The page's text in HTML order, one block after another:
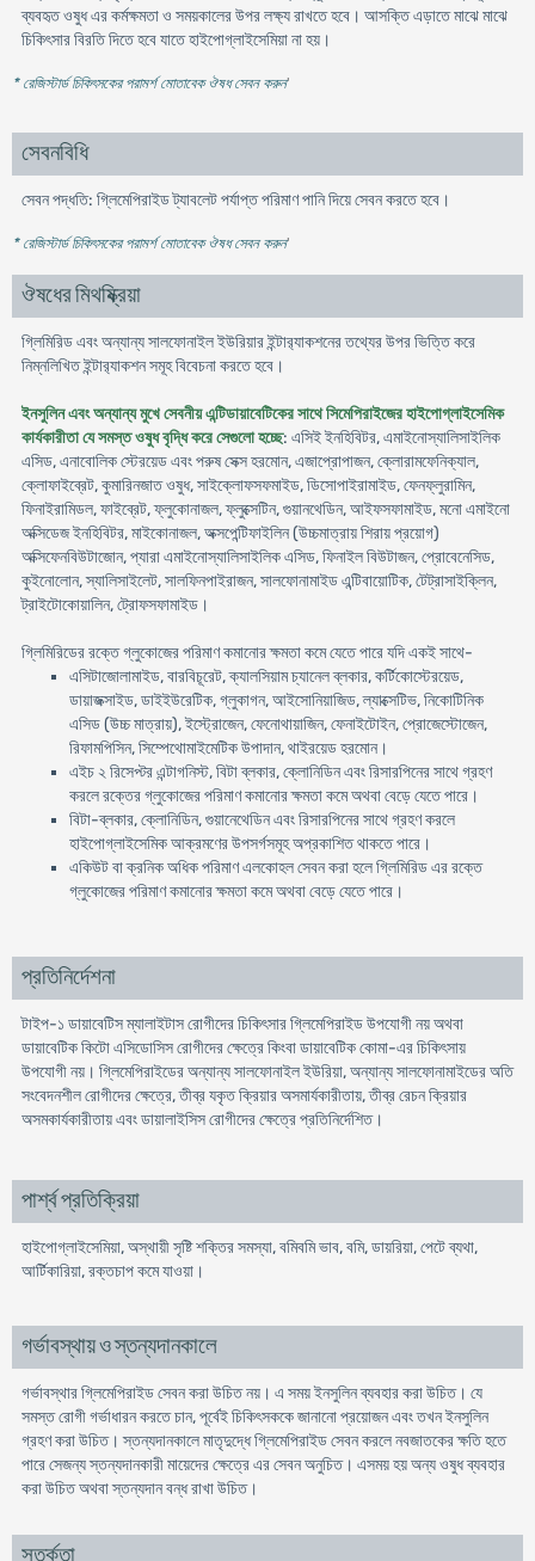
ব্যবহৃত ওষুধ এর কর্মক্ষমতা ও সময়কালের উপর লক্ষ্য রাখতে হবে। আসক্তি এড়াতে মাঝে মাঝে
চিকিৎসার বিরতি দিতে হবে যাতে হাইপোগ্লাইসেমিয়া না হয়।
* রেজিস্টার্ড চিকিৎসকের পরামর্শ মোতাবেক ঔষধ সেবন করুন'
সেবনবিধি
সেবন পদ্ধতি: গ্লিমেপিরাইড ট্যাবলেট পর্যাপ্ত পরিমাণ পানি দিয়ে সেবন করতে হবে।
* রেজিস্টার্ড চিকিৎসকের পরামর্শ মোতাবেক ঔষধ সেবন করুন'
ঔষধের মিথষ্ক্রিয়া
গ্লিমিরিড এবং অন্যান্য সালফোনাইল ইউরিয়ার ইন্টার‍্যাকশনের তথ্যের উপর ভিত্তি করে
নিম্নলিখিত ইন্টার‍্যাকশন সমূহ বিবেচনা করতে হবে।
ইনসুলিন এবং অন্যান্য মুখে সেবনীয় এন্টিডায়াবেটিকের সাথে সিমেপিরাইজের হাইপোগ্লাইসেমিক
কার্যকারীতা যে সমস্ত ওষুধ বৃদ্ধি করে সেগুলো হচ্ছে: এসিই ইনহিবিটর, এমাইনোস্যালিসাইলিক
এসিড, এনাবোলিক স্টেরয়েড এবং পরুষ সেক্স হরমোন, এজাপ্রোপাজন, ক্লোরামফেনিক্যাল,
ক্লোফাইব্রেট, কুমারিনজাত ওষুধ, সাইক্লোফসফমাইড, ডিসোপাইরামাইড, ফেনফ্লুরামিন,
ফিনাইরামিডল, ফাইব্রেট, ফ্লুকোনাজল, ফ্লুক্সেটিন, গুয়ানথেডিন, আইফসফামাইড, মনো এমাইনো
অক্সিডেজ ইনহিবিটর, মাইকোনাজল, অক্সপেন্টিফাইলিন (উচ্চমাত্রায় শিরায় প্রয়োগ)
অক্সিফেনবিউটাজোন, প্যারা এমাইনোস্যালিসাইলিক এসিড, ফিনাইল বিউটাজন, প্রোবেনেসিড,
কুইনোলোন, স্যালিসাইলেট, সালফিনপাইরাজন, সালফোনামাইড এন্টিবায়োটিক, টেট্রাসাইক্লিন,
ট্রাইটোকোয়ালিন, ট্রোফসফামাইড।
গ্লিমিরিডের রক্তে গ্লুকোজের পরিমাণ কমানোর ক্ষমতা কমে যেতে পারে যদি একই সাথে-
এসিটাজোলামাইড, বারবিচূরেট, ক্যালসিয়াম চ্যানেল ব্লকার, কর্টিকোস্টেরয়েড,
ডায়াজক্সাইড, ডাইইউরেটিক, গ্লুকাগন, আইসোনিয়াজিড, ল্যাক্সেটিভ, নিকোটিনিক
এসিড (উচ্চ মাত্রায়), ইস্ট্রোজেন, ফেনোথায়াজিন, ফেনাইটোইন, প্রোজেস্টোজেন,
রিফামপিসিন, সিম্পেথোমাইমেটিক উপাদান, থাইরয়েড হরমোন।
এইচ ২ রিসেপ্টর এন্টাগনিস্ট, বিটা ব্লকার, ক্লোনিডিন এবং রিসারপিনের সাথে গ্রহণ
করলে রক্তের গ্লুকোজের পরিমাণ কমানোর ক্ষমতা কমে অথবা বেড়ে যেতে পারে।
বিটা-ব্লকার, ক্লোনিডিন, গুয়ানেথেডিন এবং রিসারপিনের সাথে গ্রহণ করলে
হাইপোগ্লাইসেমিক আক্রমণের উপসর্গসমূহ অপ্রকাশিত থাকতে পারে।
একিউট বা ক্রনিক অধিক পরিমাণ এলকোহল সেবন করা হলে গ্লিমিরিড এর রক্তে
গ্লুকোজের পরিমাণ কমানোর ক্ষমতা কমে অথবা বেড়ে যেতে পারে।
প্রতিনির্দেশনা
টাইপ-১ ডায়াবেটিস ম্যালাইটাস রোগীদের চিকিৎসার গ্লিমেপিরাইড উপযোগী নয় অথবা
ডায়াবেটিক কিটো এসিডোসিস রোগীদের ক্ষেত্রে কিংবা ডায়াবেটিক কোমা-এর চিকিৎসায়
উপযোগী নয়। গ্লিমেপিরাইডের অন্যান্য সালফোনাইল ইউরিয়া, অন্যান্য সালফোনামাইডের অতি
সংবেদনশীল রোগীদের ক্ষেত্রে, তীব্র যকৃত ক্রিয়ার অসমার্যকারীতায়, তীব্র রেচন ক্রিয়ার
অসমকার্যকারীতায় এবং ডায়ালাইসিস রোগীদের ক্ষেত্রে প্রতিনির্দেশিত।
পার্শ্ব প্রতিক্রিয়া
হাইপোগ্লাইসেমিয়া, অস্থায়ী সৃষ্টি শক্তির সমস্যা, বমিবমি ভাব, বমি, ডায়রিয়া, পেটে ব্যথা,
আর্টিকারিয়া, রক্তচাপ কমে যাওয়া।
গর্ভাবস্থায় ও স্তন্যদানকালে
গর্ভাবস্থার গ্লিমেপিরাইড সেবন করা উচিত নয়। এ সময় ইনসুলিন ব্যবহার করা উচিত। যে
সমস্ত রোগী গর্ভাধারন করতে চান, পূর্বেই চিকিৎসককে জানানো প্রয়োজন এবং তখন ইনসুলিন
গ্রহণ করা উচিত। স্তন্যদানকালে মাতৃদুদ্ধে গ্লিমেপিরাইড সেবন করলে নবজাতকের ক্ষতি হতে
পারে সেজন্য স্তন্যদানকারী মায়েদের ক্ষেত্রে এর সেবন অনুচিত। এসময় হয় অন্য ওষুধ ব্যবহার
করা উচিত অথবা স্তন্যদান বন্ধ রাখা উচিত।
সতর্কতা